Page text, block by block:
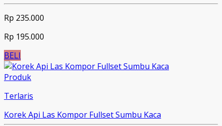
Rp 235.000
Rp 195.000
BELI
Produk
Terlaris
Korek Api Las Kompor Fullset Sumbu Kaca